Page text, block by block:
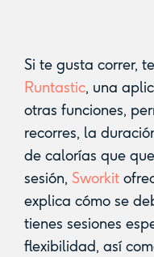
Si te gusta correr,
Runtastic, una
otras funciones,
recorres, la
de calorías que
sesión, Sworkit
explica cómo se
tienes sesiones
flexibilidad, así